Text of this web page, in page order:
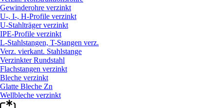
Gewinderohre verzinkt
U-, I-, H-Profile verzinkt
U-Stahlträger verzinkt
IPE-Profile verzinkt
L-Stahlstangen, T-Stangen verz.
Verz. vierkant. Stahlstange
Verzinkter Rundstahl
Flachstangen verzinkt
Bleche verzinkt
Glatte Bleche Zn
Wellbleche verzinkt